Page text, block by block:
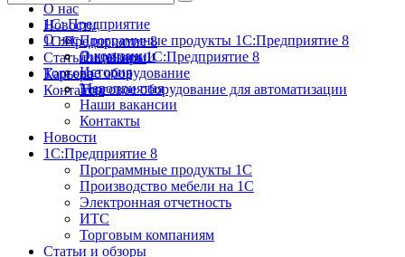
О нас
Новости
1С:Предприятие 8
Статьи и обзоры
Карьера
Контакты
1С: Предприятие
Программные продукты 1С:Предприятие 8
Лицензии 1С:Предприятие 8
Торговое оборудование
Торговое оборудование для автоматизации
О нас
О компании
История
Мероприятия
Наши вакансии
Контакты
Новости
1С:Предприятие 8
Программные продукты 1С
Производство мебели на 1С
Электронная отчетность
ИТС
Торговым компаниям
Статьи и обзоры